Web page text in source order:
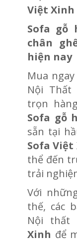
Việt Xinh
Sofa gỗ
chân
hiện nay
Mua
Nội Thất
trọn
Sofa gỗ
sẵn tại
Sofa Việt
thể đến
trải
Với
thế, các
Nội thất
Xinh để